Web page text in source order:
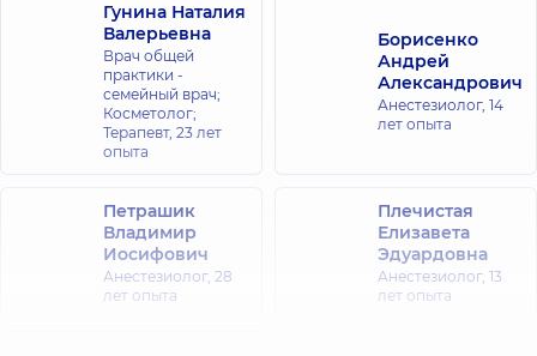
Гунина Наталия
Валерьевна
Врач общей
практики -
семейный врач;
Косметолог;
Терапевт, 23 лет
опыта
Борисенко
Андрей
Александрович
Анестезиолог, 14
лет опыта
Петрашик
Владимир
Иосифович
Анестезиолог, 28
лет опыта
Плечистая
Елизавета
Эдуардовна
Анестезиолог, 13
лет опыта